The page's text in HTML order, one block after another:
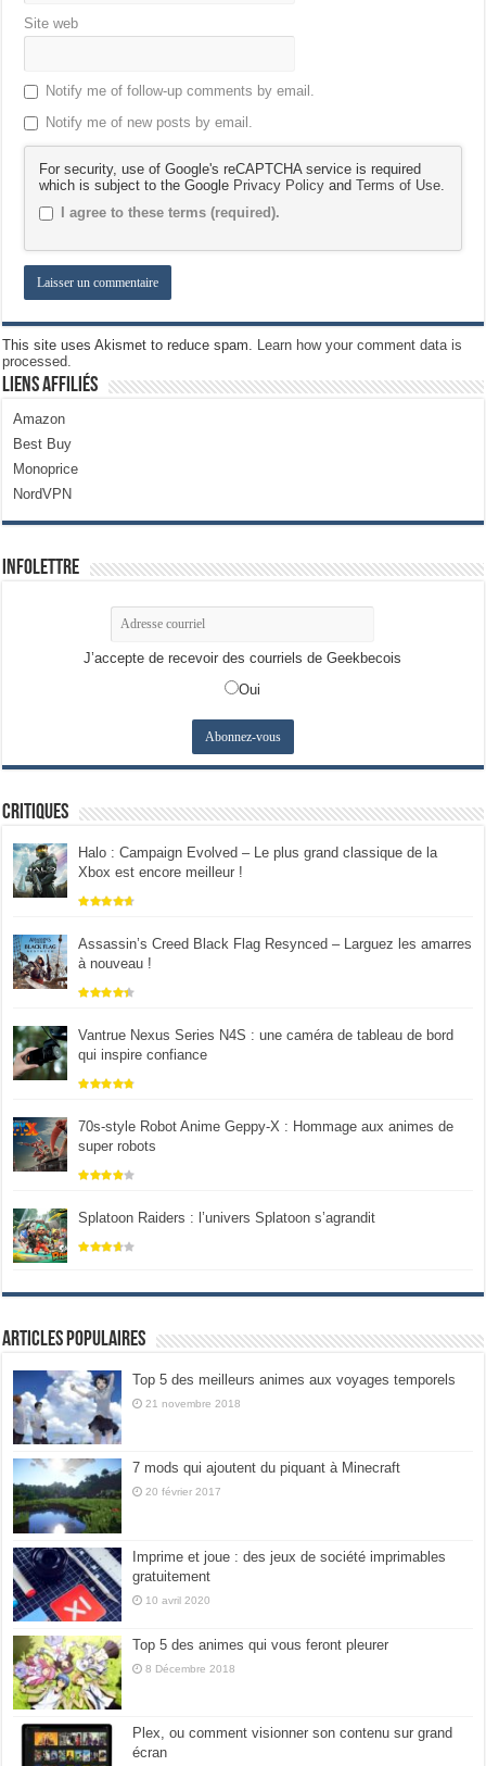
Site web
Notify me of follow-up comments by email.
Notify me of new posts by email.
For security, use of Google's reCAPTCHA service is required
which is subject to the Google Privacy Policy andTerms of Use.
I agree to these terms (required).
This site uses Akismet to reduce spam. Learn how your comment data is
processed.
Liens Affiliés
Amazon
Best Buy
Monoprice
NordVPN
Infolettre
J’accepte de recevoir des courriels de Geekbecois
Oui
Critiques
Halo : Campaign Evolved – Le plus grand classique de la
Xbox est encore meilleur !
Assassin’s Creed Black Flag Resynced – Larguez les amarres
à nouveau !
Vantrue Nexus Series N4S : une caméra de tableau de bord
qui inspire confiance
70s-style Robot Anime Geppy-X : Hommage aux animes de
super robots
Splatoon Raiders : l’univers Splatoon s’agrandit
Articles populaires
Top 5 des meilleurs animes aux voyages temporels
21 novembre 2018
7 mods qui ajoutent du piquant à Minecraft
20 février 2017
Imprime et joue : des jeux de société imprimables
gratuitement
10 avril 2020
Top 5 des animes qui vous feront pleurer
8 Décembre 2018
Plex, ou comment visionner son contenu sur grand
écran